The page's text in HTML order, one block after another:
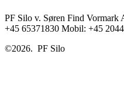
PF Silo v. Søren Find
+45 65371830 Mobil: +45
©2026. PF Silo